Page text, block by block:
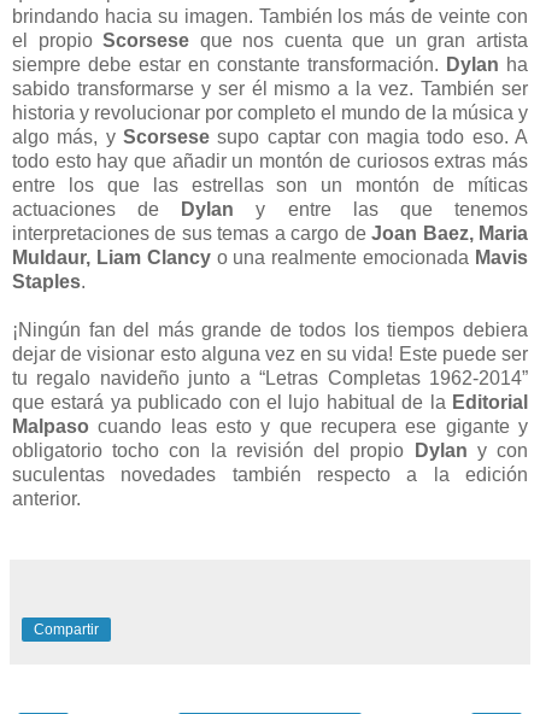
brindando hacia su imagen. También los más de veinte con
el propioScorsese que nos cuenta que un gran artista
siempre debe estar en constante transformación. Dylan ha
sabido transformarse y ser él mismo a la vez. También ser
historia y revolucionar por completo el mundo de la música y
algo más, y Scorsesesupo captar con magia todo eso. A
todo esto hay que añadir un montón de curiosos extras más
entre los que las estrellas son un montón de míticas
actuaciones de
Dylany entre las que tenemos
interpretaciones de sus temas a cargo deJoan Baez, Maria
Muldaur, Liam Clancy o una realmente emocionada Mavis
Staples.
¡Ningún fan del más grande de todos los tiempos debiera
dejar de visionar esto alguna vez en su vida! Este puede ser
tu regalo navideño junto a “Letras Completas 1962-2014”
que estará ya publicado con el lujo habitual de la Editorial
Malpaso cuando leas esto y que recupera ese gigante y
obligatorio tocho con la revisión del propio
Dylan y con
suculentas novedades también respecto a la edición
anterior.
Compartir